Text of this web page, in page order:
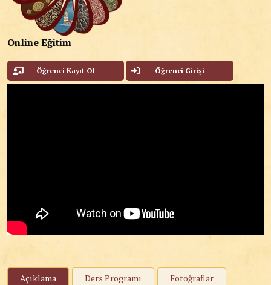
Online Eğitim
Öğrenci Kayıt Ol Öğrenci Girişi
Açıklama Ders Programı
Fotoğraflar